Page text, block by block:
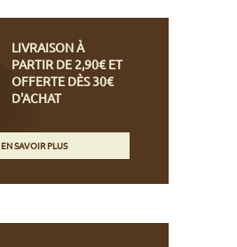
LIVRAISON À
PARTIR DE 2,90€ ET
OFFERTE DÈS 30€
D'ACHAT
EN SAVOIR PLUS